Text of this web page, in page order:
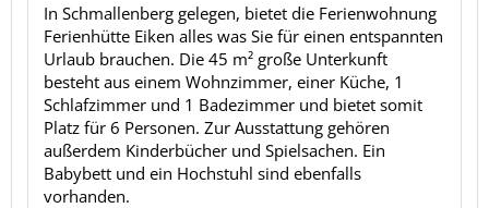
In Schmallenberg gelegen, bietet die Ferienwohnung
Ferienhütte Eiken alles was Sie für einen entspannten
Urlaub brauchen. Die 45 m² große Unterkunft
besteht aus einem Wohnzimmer, einer Küche, 1
Schlafzimmer und 1 Badezimmer und bietet somit
Platz für 6 Personen. Zur Ausstattung gehören
außerdem Kinderbücher und Spielsachen. Ein
Babybett und ein Hochstuhl sind ebenfalls
vorhanden.